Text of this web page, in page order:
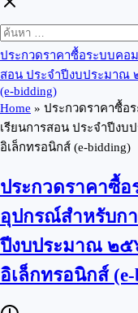
for:
ประกวดราคาซื้อระบบคอ
สอน ประจำปีงบประมาณ
(e-bidding)
Home » ประกวดราคาซื้อ
เรียนการสอน ประจำปีง
อิเล็กทรอนิกส์ (e-bidding)
ประกวดราคาซื้อ
อุปกรณ์สำหรับกา
ปีงบประมาณ ๒๕
อิเล็กทรอนิกส์